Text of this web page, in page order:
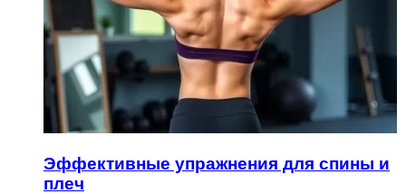
Эффективные упражнения для спины и
плеч